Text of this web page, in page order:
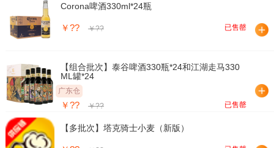
Corona啤酒330ml*24瓶
￥?? ￥?? 已售罄
【组合批次】泰谷啤酒330瓶*24和江湖走马330
ML罐*24
广东仓
￥?? ￥?? 已售罄
【多批次】塔克骑士小麦（新版）